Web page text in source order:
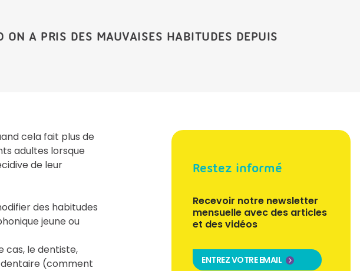
ON A PRIS DES MAUVAISES HABITUDES DEPUIS
Restez informé
Recevoir notre newsletter
mensuelle avec des articles
et des vidéos
ENTREZ VOTRE EMAIL
cela fait plus de
adultes lorsque
de leur
des habitudes
jeune ou
cas, le dentiste,
dentaire (comment